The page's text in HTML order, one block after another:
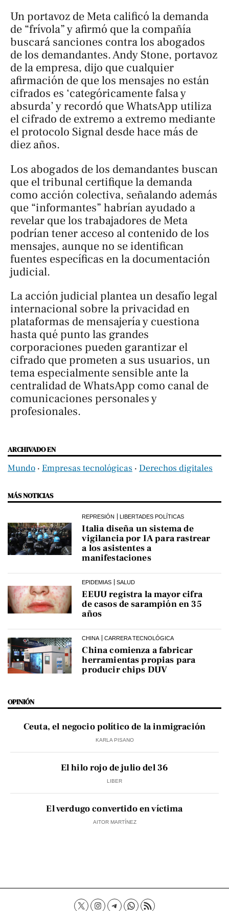
Un portavoz de Meta calificó la demanda
de “frívola” y afirmó que la compañía
buscará sanciones contra los abogados
de los demandantes. Andy Stone, portavoz
de la empresa, dijo que cualquier
afirmación de que los mensajes no están
cifrados es ‘categóricamente falsa y
absurda’ y recordó que WhatsApp utiliza
el cifrado de extremo a extremo mediante
el protocolo Signal desde hace más de
diez años.
Los abogados de los demandantes buscan
que el tribunal certifique la demanda
como acción colectiva, señalando además
que “informantes” habrían ayudado a
revelar que los trabajadores de Meta
podrían tener acceso al contenido de los
mensajes, aunque no se identifican
fuentes específicas en la documentación
judicial.
La acción judicial plantea un desafío legal
internacional sobre la privacidad en
plataformas de mensajería y cuestiona
hasta qué punto las grandes
corporaciones pueden garantizar el
cifrado que prometen a sus usuarios, un
tema especialmente sensible ante la
centralidad de WhatsApp como canal de
comunicaciones personales y
profesionales.
ARCHIVADO EN
Mundo ‧ Empresas tecnológicas ‧ Derechos digitales
MÁS NOTICIAS
REPRESIÓN LIBERTADES POLÍTICAS
Italia diseña un sistema de
vigilancia por IA para rastrear
a los asistentes a
manifestaciones
EPIDEMIAS SALUD
EEUU registra la mayor cifra
de casos de sarampión en 35
años
CHINA CARRERA TECNOLÓGICA
China comienza a fabricar
herramientas propias para
producir chips DUV
OPINIÓN
Ceuta, el negocio político de la inmigración
KARLA PISANO
El hilo rojo de julio del 36
LIBER
El verdugo convertido en víctima
AITOR MARTÍNEZ